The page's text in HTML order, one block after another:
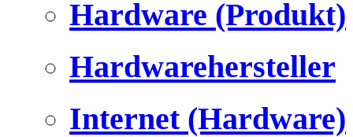
Hardware (Produkt)
Hardwarehersteller
Internet (Hardware)